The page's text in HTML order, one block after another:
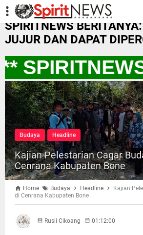
-->
SPIRITNEWS
JUJUR DAN DAPAT
Budaya Headline
Kajian Pelestarian Cagar
Cenrana Kabupaten Bone
Home Budaya Headline
Kajian
di Cenrana Kabupaten Bone
Rusli Cikoang 01:12:00